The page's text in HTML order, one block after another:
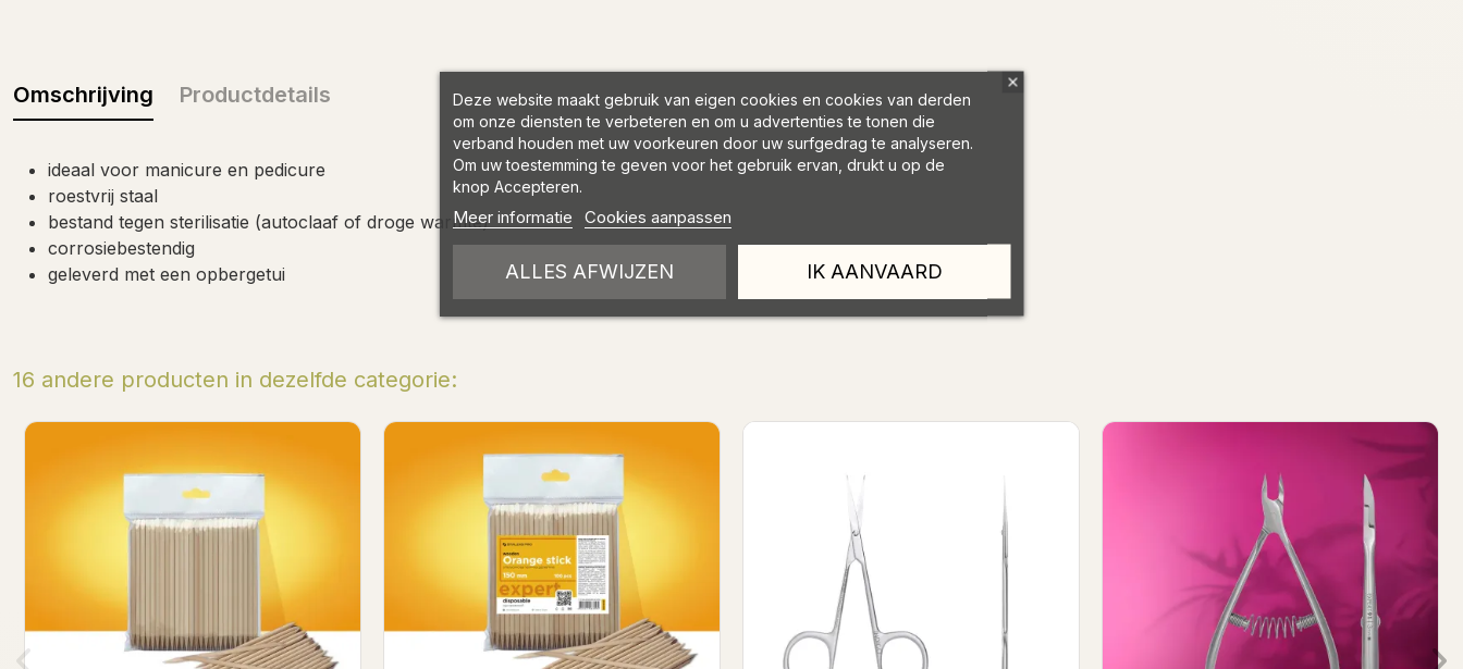
Omschrijving Productdetails
ideaal voor manicure en pedicure
roestvrij staal
bestand tegen sterilisatie (autoclaaf of droge warmte)
corrosiebestendig
geleverd met een opbergetui
16 andere producten in dezelfde categorie:
Nagelriem pusher Expert 90/3
Deze website maakt gebruik van eigen cookies en cookies van derden
om onze diensten te verbeteren en om u advertenties te tonen die
verband houden met uw voorkeuren door uw surfgedrag te analyseren.
Om uw toestemming te geven voor het gebruik ervan, drukt u op de
knop Accepteren.
Meer informatie Cookies aanpassen
ALLES AFWIJZEN IK AANVAARD